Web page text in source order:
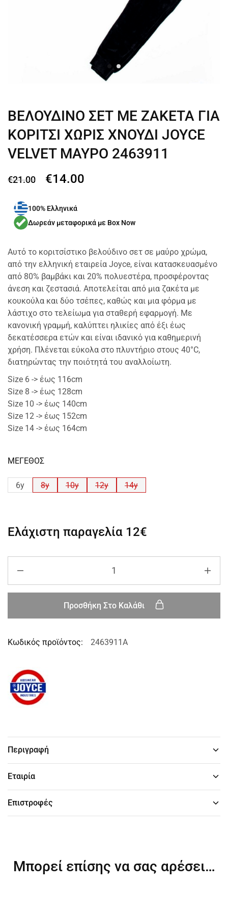
ΒΕΛΟΥΔΙΝΟ ΣΕΤ ΜΕ ΖΑΚΕΤΑ ΓΙΑ
ΚΟΡΙΤΣΙ ΧΩΡΙΣ ΧΝΟΥΔΙ JOYCE
VELVET ΜΑΥΡΟ 2463911
€21.00 €14.00
100% Ελληνικά
Δωρεάν μεταφορικά με Box Now
Αυτό το κοριτσίστικο βελούδινο σετ σε μαύρο χρώμα,
από την ελληνική εταιρεία Joyce, είναι κατασκευασμένο
από 80% βαμβάκι και 20% πολυεστέρα, προσφέροντας
άνεση και ζεστασιά. Αποτελείται από μια ζακέτα με
κουκούλα και δύο τσέπες, καθώς και μια φόρμα με
λάστιχο στο τελείωμα για σταθερή εφαρμογή. Με
κανονική γραμμή, καλύπτει ηλικίες από έξι έως
δεκατέσσερα ετών και είναι ιδανικό για καθημερινή
χρήση. Πλένεται εύκολα στο πλυντήριο στους 40°C,
διατηρώντας την ποιότητά του αναλλοίωτη.
Size 6 -> έως 116cm
Size 8 -> έως 128cm
Size 10 -> έως 140cm
Size 12 -> έως 152cm
Size 14 -> έως 164cm
ΜΕΓΕΘΟΣ
6y 8y 10y 12y 14y
Ελάχιστη παραγελία 12€
Προσθήκη Στο Καλάθι
Κωδικός προϊόντος: 2463911A
Περιγραφή
Εταιρία
Επιστροφές
Μπορεί επίσης να σας αρέσει…